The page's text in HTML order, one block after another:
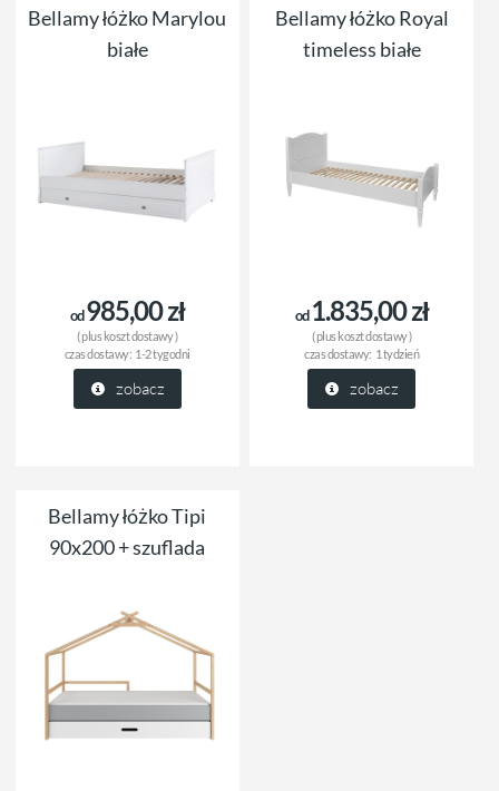
Bellamy łóżko Marylou
białe
od985,00 zł
( plus koszt dostawy)
czas dostawy: 1-2 tygodni
zobacz
Bellamy łóżko Royal
timeless białe
od1.835,00 zł
( plus koszt dostawy)
czas dostawy: 1 tydzień
zobacz
Bellamy łóżko Tipi
90x200 + szuflada